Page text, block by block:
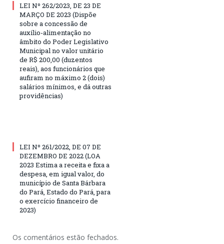
LEI Nº 262/2023, DE 23 DE
MARÇO DE 2023 (Dispõe
sobre a concessão de
auxílio-alimentação no
âmbito do Poder Legislativo
Municipal no valor unitário
de R$ 200,00 (duzentos
reais), aos funcionários que
aufiram no máximo 2 (dois)
salários mínimos, e dá outras
providências)
LEI Nº 261/2022, DE 07 DE
DEZEMBRO DE 2022 (LOA
2023 Estima a receita e fixa a
despesa, em igual valor, do
município de Santa Bárbara
do Pará, Estado do Pará, para
o exercício financeiro de
2023)
Os comentários estão fechados.